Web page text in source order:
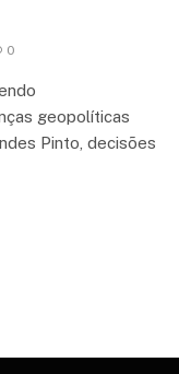
0
geopolíticas
Pinto, decisões